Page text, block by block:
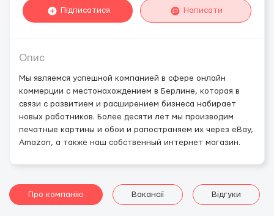
Підписатися Написати
Опис
Мы являемся успешной компанией в сфере онлайн
коммерции с местонахождением в Берлине, которая в
связи с развитием и расширением бизнеса набирает
новых работников. Более десяти лет мы производим
печатные картины и обои и рапостраняем их через eBay,
Amazon, а также наш собственный интернет магазин.
Про компанію Вакансії Відгуки